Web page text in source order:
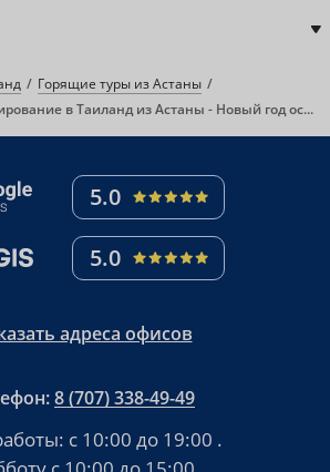
Горящие туры из Астаны
Открыто Раннее Бронирование в Таиланд из Астаны - Новый год особенно выгодно!
5.0
5.0
адреса офисов
8 (707) 338-49-49
с 10:00 до 19:00 .